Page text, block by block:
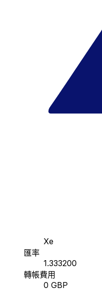
Xe
匯率
1.333200
轉帳費用
0 GBP